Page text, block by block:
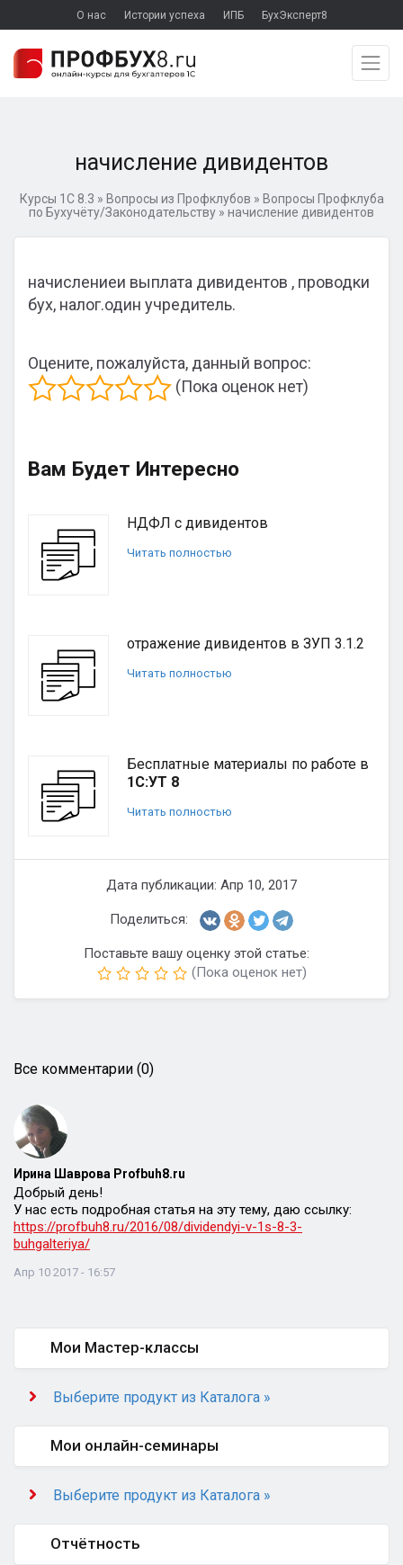
О нас Истории успеха ИПБ БухЭксперт8
начисление дивидентов
Курсы 1С 8.3 » Вопросы из Профклубов » Вопросы Профклуба
по Бухучёту/Законодательству » начисление дивидентов
начислениеи выплата дивидентов , проводки
бух, налог.один учредитель.
Оцените, пожалуйста, данный вопрос:
(Пока оценок нет)
Вам Будет Интересно
НДФЛ с дивидентов
Читать полностью
отражение дивидентов в ЗУП 3.1.2
Читать полностью
Бесплатные материалы по работе в
1С:УТ 8
Читать полностью
Дата публикации: Апр 10, 2017
Поделиться:
Поставьте вашу оценку этой статье:
(Пока оценок нет)
Все комментарии (0)
Ирина Шаврова Profbuh8.ru
Добрый день!
У нас есть подробная статья на эту тему, даю ссылку:
https://profbuh8.ru/2016/08/dividendyi-v-1s-8-3-
buhgalteriya/
Апр 10 2017 - 16:57
Мои Мастер-классы
Выберите продукт из Каталога »
Мои онлайн-семинары
Выберите продукт из Каталога »
Отчётность